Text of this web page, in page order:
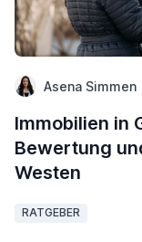
Asena Simmen
Immobilien in
Bewertung
Westen
RATGEBER